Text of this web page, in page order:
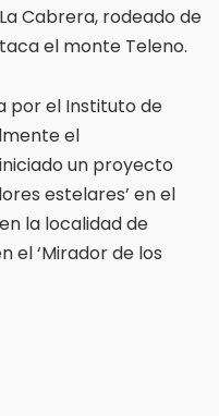
Cabrera, rodeado de
el monte Teleno.
por el Instituto de
el
un proyecto
estelares’ en el
la localidad de
el ‘Mirador de los